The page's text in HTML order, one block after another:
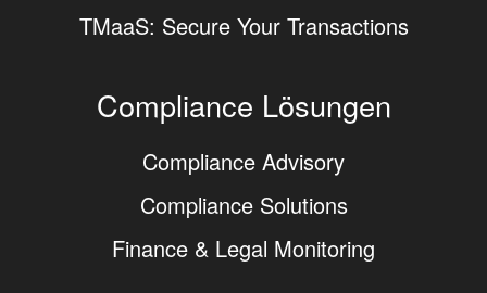
TMaaS: Secure Your Transactions
Compliance Lösungen
Compliance Advisory
Compliance Solutions
Finance & Legal Monitoring